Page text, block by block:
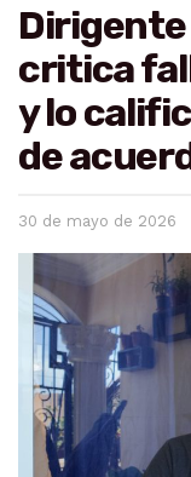
critica
y lo
de
30 de mayo de 2026